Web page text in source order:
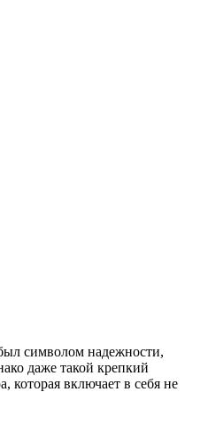
символом надежности,
даже такой крепкий
которая включает в себя не